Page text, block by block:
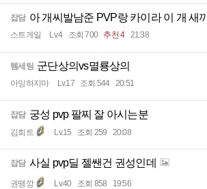
잡담 아 개씨발남준 PVP랑 카이라 이 개 새
스트게일 Lv.4 조회 700 추천 4 21:38
템세팅 군단상의vs멸룡상의
아잉하지마 Lv.17 조회 544 20:51
잡담 궁성 pvp 팔찌 잘 아시는분
김희트 Lv.15 조회 259 20:08
잡담 사실 pvp딜 젤쌘건 권성인데
권땡깡 Lv.40 조회 858 19:56